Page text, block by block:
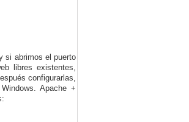
si abrimos el puerto
libres existentes,
configurarlas,
Apache +